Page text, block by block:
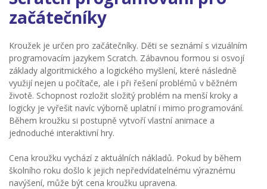
začátečníky
Kroužek je určen pro začátečníky. Děti se seznámí s vizuálním
programovacím jazykem Scratch. Zábavnou formou si osvojí
základy algoritmického a logického myšlení, které následně
využijí nejen u počítače, ale i při řešení problémů v běžném
životě. Schopnost rozložit složitý problém na menší kroky a
logicky je vyřešit navíc výborně uplatní i mimo programování.
Během kroužku si postupně vytvoří vlastní animace a
jednoduché interaktivní hry.
Cena kroužku vychází z aktuálních nákladů. Pokud by během
školního roku došlo k jejich nepředvídatelnému výraznému
navýšení, může být cena kroužku upravena.